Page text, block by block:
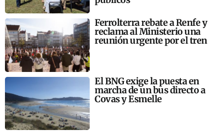
Ferrolterra rebate a Renfe y
reclama al Ministerio una
reunión urgente por el tren
El BNG exige la puesta en
marcha de un bus directo a
Covas y Esmelle